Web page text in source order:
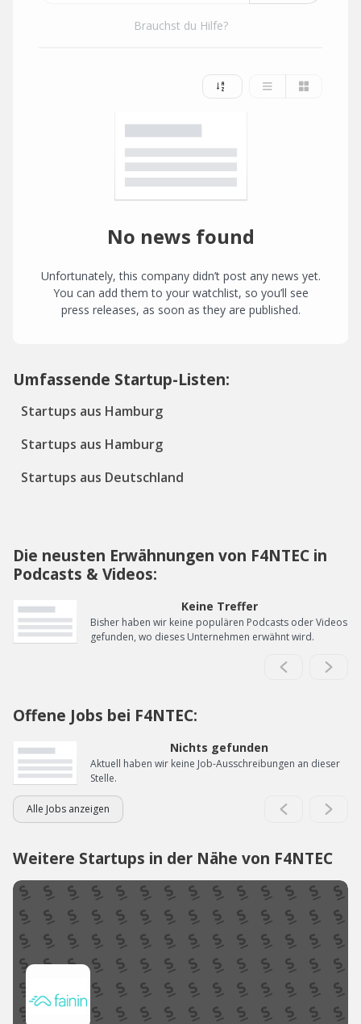
Brauchst du Hilfe?
No news found
Unfortunately, this company didn’t post any news yet.
You can add them to your watchlist, so you’ll see
press releases, as soon as they are published.
Umfassende Startup-Listen:
Startups aus Hamburg
Startups aus Hamburg
Startups aus Deutschland
Die neusten Erwähnungen von F4NTEC in
Podcasts & Videos:
Keine Treffer
Bisher haben wir keine populären Podcasts oder Videos
gefunden, wo dieses Unternehmen erwähnt wird.
Offene Jobs bei F4NTEC:
Nichts gefunden
Aktuell haben wir keine Job-Ausschreibungen an dieser
Stelle.
Alle Jobs anzeigen
Weitere Startups in der Nähe von F4NTEC